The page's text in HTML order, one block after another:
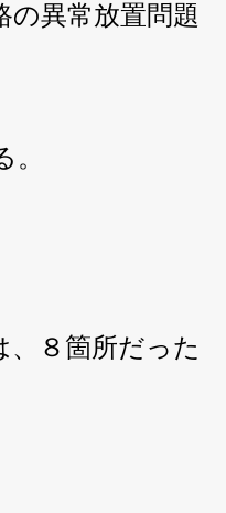
の異常放置問題
、８箇所だった